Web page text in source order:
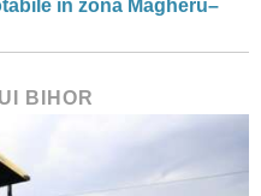
în zona Magheru–
BIHOR